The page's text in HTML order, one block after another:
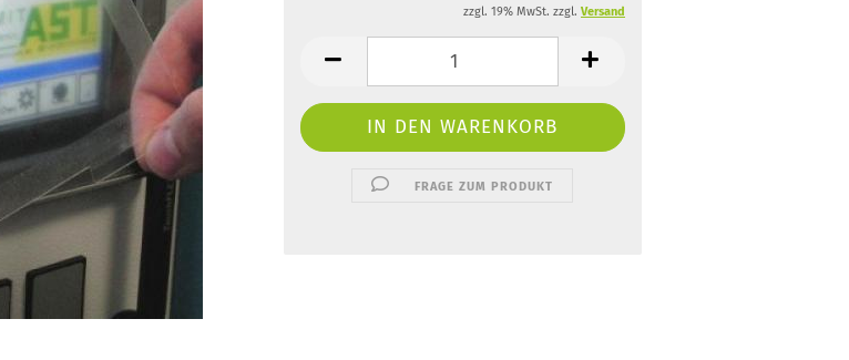
zzgl. 19% MwSt. zzgl. Versand
FRAGE ZUM PRODUKT